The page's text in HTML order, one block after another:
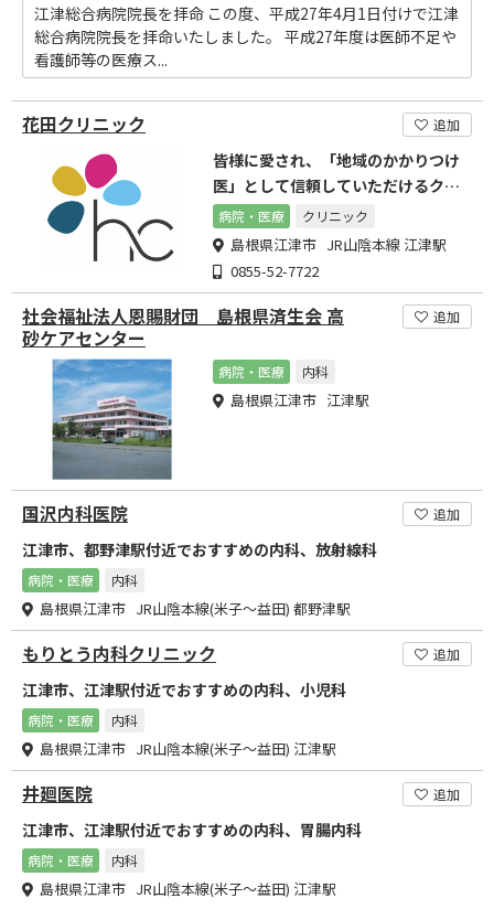
江津総合病院院長を拝命 この度、平成27年4月1日付けで江津
総合病院院長を拝命いたしました。 平成27年度は医師不足や
看護師等の医療ス...
花田クリニック 追加
皆様に愛され、「地域のかかりつけ
医」として信頼していただけるクリ
ニックを目指して参ります。
病院・医療 クリニック
島根県江津市 JR山陰本線 江津駅
0855-52-7722
社会福祉法人恩賜財団 島根県済生会 高
砂ケアセンター
追加
病院・医療 内科
島根県江津市 江津駅
国沢内科医院 追加
江津市、都野津駅付近でおすすめの内科、放射線科
病院・医療 内科
島根県江津市 JR山陰本線(米子～益田) 都野津駅
もりとう内科クリニック 追加
江津市、江津駅付近でおすすめの内科、小児科
病院・医療 内科
島根県江津市 JR山陰本線(米子～益田) 江津駅
井廻医院 追加
江津市、江津駅付近でおすすめの内科、胃腸内科
病院・医療 内科
島根県江津市 JR山陰本線(米子～益田) 江津駅